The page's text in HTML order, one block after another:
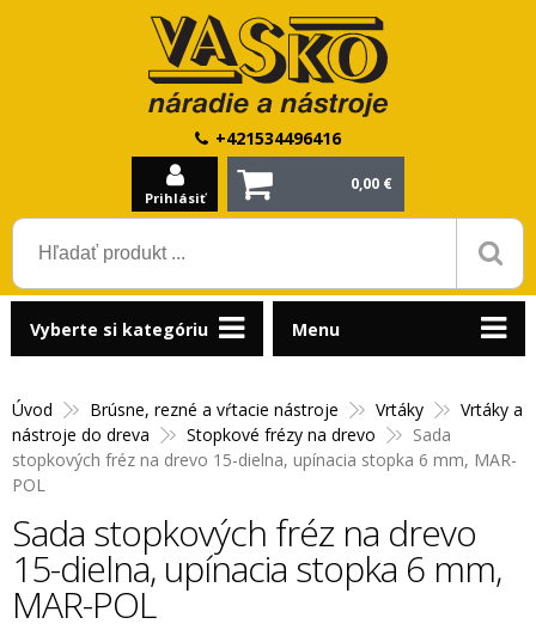
+421534496416
Prihlásiť
0,00 €
Úvod Brúsne, rezné a vŕtacie nástroje Vrtáky
Vrtáky a
nástroje do dreva
Stopkové frézy na drevo
Sada
stopkových fréz na drevo 15-dielna, upínacia stopka 6 mm, MAR-
POL
Sada stopkových fréz na drevo
15-dielna, upínacia stopka 6 mm,
MAR-POL
Vyberte si kategóriu Menu